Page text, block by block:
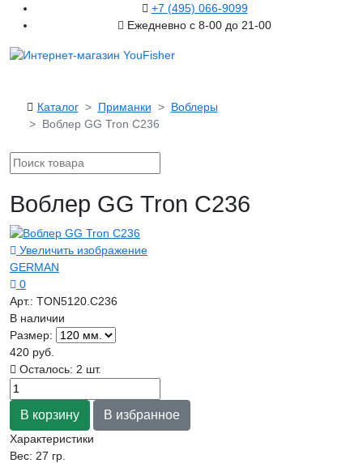
+7 (495) 066-9099
Ежедневно с 8-00 до 21-00
Каталог Приманки
Воблеры
Воблер GG Tron C236
Воблер GG Tron C236
Увеличить изображение
GERMAN
0
Арт.: TON5120.C236
В наличии
Размер:
420 руб.
Осталось: 2 шт.
Характеристики
Вес: 27 гр.